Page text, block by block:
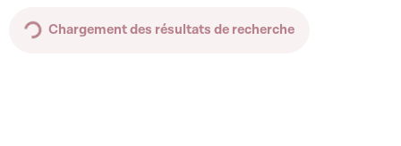
Chargement des résultats de recherche